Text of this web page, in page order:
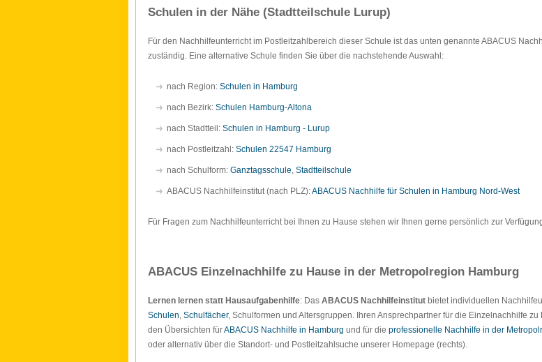
Schulen in der Nähe (Stadtteilschule Lurup)
Für den Nachhilfeunterricht im Postleitzahlbereich dieser Schule ist das unten genannte ABACUS
zuständig. Eine alternative Schule finden Sie über die nachstehende Auswahl:
nach Region: Schulen in Hamburg
nach Bezirk: Schulen Hamburg-Altona
nach Stadtteil: Schulen in Hamburg - Lurup
nach Postleitzahl: Schulen 22547 Hamburg
nach Schulform: Ganztagsschule, Stadtteilschule
ABACUS Nachhilfeinstitut (nach PLZ):ABACUS Nachhilfe für Schulen in Hamburg Nord-West
Für Fragen zum Nachhilfeunterricht bei Ihnen zu Hause stehen wir Ihnen gerne persönlich zur
ABACUS Einzelnachhilfe zu Hause in der Metropolregion Hamburg
Lernen lernen statt Hausaufgabenhilfe: Das ABACUS Nachhilfeinstitut bietet individuellen
Schulen, Schulfächer, Schulformen und Altersgruppen. Ihren Ansprechpartner für die Einzelnachhilfe zu
den Übersichten fürABACUS Nachhilfe in Hamburg und für die professionelle Nachhilfe in der
oder alternativ über die Standort- und Postleitzahlsuche unserer Homepage (rechts).